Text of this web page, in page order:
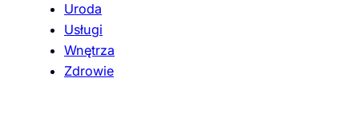
Uroda
Usługi
Wnętrza
Zdrowie